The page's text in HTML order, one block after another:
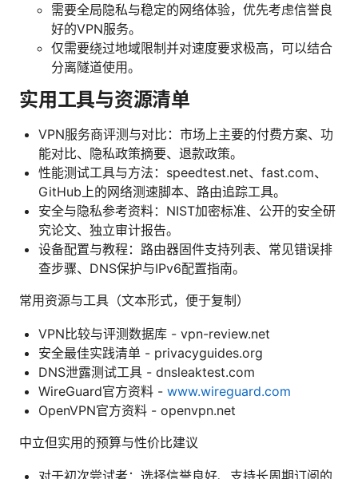
需要全局隐私与稳定的网络体验，优先考虑信誉良
好的VPN服务。
仅需要绕过地域限制并对速度要求极高，可以结合
分离隧道使用。
实用工具与资源清单
VPN服务商评测与对比：市场上主要的付费方案、功
能对比、隐私政策摘要、退款政策。
性能测试工具与方法：speedtest.net、fast.com、
GitHub上的网络测速脚本、路由追踪工具。
安全与隐私参考资料：NIST加密标准、公开的安全研
究论文、独立审计报告。
设备配置与教程：路由器固件支持列表、常见错误排
查步骤、DNS保护与IPv6配置指南。
常用资源与工具（文本形式，便于复制）
VPN比较与评测数据库 - vpn-review.net
安全最佳实践清单 - privacyguides.org
DNS泄露测试工具 - dnsleaktest.com
WireGuard官方资料 - www.wireguard.com
OpenVPN官方资料 - openvpn.net
中立但实用的预算与性价比建议
对于初次尝试者：选择信誉良好、支持长周期订阅的